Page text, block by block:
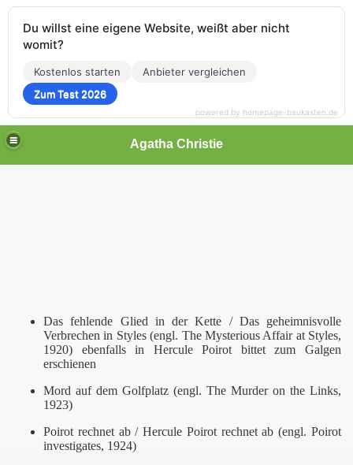
Agatha Christie
Das fehlende Glied in der Kette / Das geheimnisvolle
Verbrechen in Styles (engl. The Mysterious Affair at Styles,
1920) ebenfalls in Hercule Poirot bittet zum Galgen
erschienen
Mord auf dem Golfplatz (engl. The Murder on the Links,
1923)
Poirot rechnet ab / Hercule Poirot rechnet ab (engl. Poirot
investigates, 1924)
Du willst eine eigene Website, weißt aber nicht
womit?
Kostenlos starten
Anbieter vergleichen
Zum Test 2026
powered by homepage-baukasten.de